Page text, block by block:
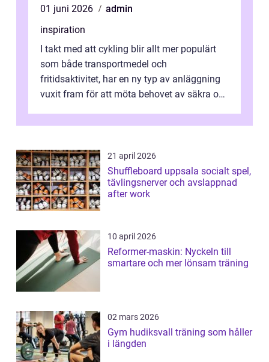
01 juni 2026
admin
inspiration
I takt med att cykling blir allt mer populärt
som både transportmedel och
fritidsaktivitet, har en ny typ av anläggning
vuxit fram för att möta behovet av säkra och
21 april 2026
Shuffleboard uppsala socialt spel,
tävlingsnerver och avslappnad
after work
10 april 2026
Reformer-maskin: Nyckeln till
smartare och mer lönsam träning
02 mars 2026
Gym hudiksvall träning som håller
i längden